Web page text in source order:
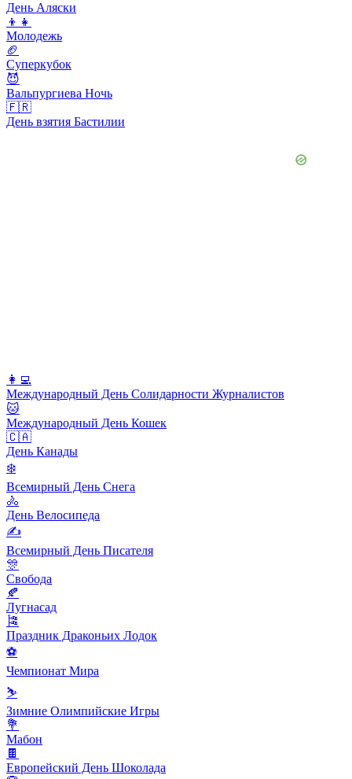
День Аляски
👦👧
Молодежь
🏈
Суперкубок
😈
Вальпургиева Ночь
🇫🇷
День взятия Бастилии
👩‍💻
Международный День Солидарности Журналистов
🐱
Международный День Кошек
🇨🇦
День Канады
❄️
Всемирный День Снега
🚴
День Велосипеда
✍️
Всемирный День Писателя
🎊
Свобода
🍂
Лугнасад
🎏
Праздник Драконьих Лодок
⚽️
Чемпионат Мира
⛷
Зимние Олимпийские Игры
💐
Мабон
🍫
Европейский День Шоколада